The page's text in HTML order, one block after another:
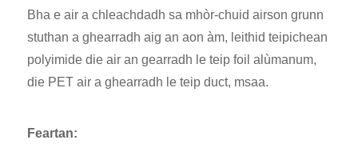
Bha e air a chleachdadh sa mhòr-chuid airson grunn
stuthan a ghearradh aig an aon àm, leithid teipichean
polyimide die air an gearradh le teip foil alùmanum,
die PET air a ghearradh le teip duct, msaa.
Feartan: